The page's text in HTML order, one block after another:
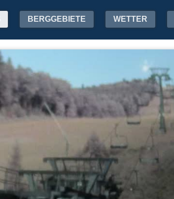
BERGGEBIETE WETTER